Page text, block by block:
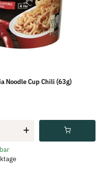
Noodle Cup Chili (63g)